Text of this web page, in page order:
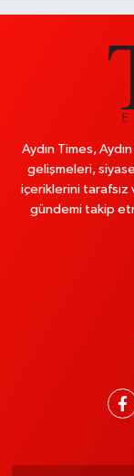
Aydın Times,
gelişmeleri,
içeriklerini tarafsız
gündemi takip